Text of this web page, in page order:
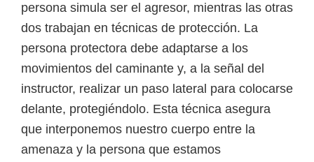
persona simula ser el agresor, mientras las otras
dos trabajan en técnicas de protección. La
persona protectora debe adaptarse a los
movimientos del caminante y, a la señal del
instructor, realizar un paso lateral para colocarse
delante, protegiéndolo. Esta técnica asegura
que interponemos nuestro cuerpo entre la
amenaza y la persona que estamos